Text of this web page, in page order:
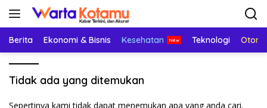
Langsung
Berita Ekonomi & Bisnis Kesehatan Teknologi
Tidak ada yang ditemukan
Sepertinya kami tidak dapat menemukan apa yang anda cari.